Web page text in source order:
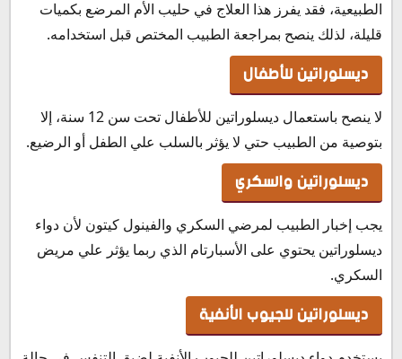
الطبيعية، فقد يفرز هذا العلاج في حليب الأم المرضع بكميات
قليلة، لذلك ينصح بمراجعة الطبيب المختص قبل استخدامه.
ديسلوراتين للأطفال
لا ينصح باستعمال ديسلوراتين للأطفال تحت سن 12 سنة، إلا
بتوصية من الطبيب حتي لا يؤثر بالسلب علي الطفل أو الرضيع.
ديسلوراتين والسكري
يجب إخبار الطبيب لمرضي السكري والفينول كيتون لأن دواء
ديسلوراتين يحتوي على الأسبارتام الذي ربما يؤثر علي مريض
السكري.
ديسلوراتين للجيوب الأنفية